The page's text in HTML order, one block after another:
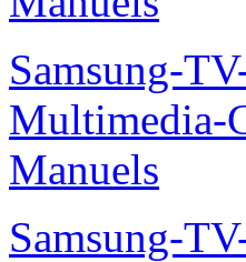
Samsung-
Multimedia-
Manuels
Samsung-